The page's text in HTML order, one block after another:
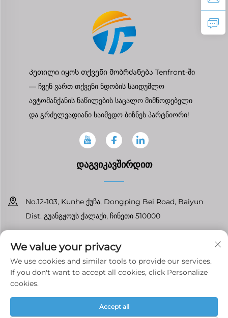
Კეთილი იყოს თქვენი მობრძანება Tenfront-ში
— ჩვენ ვართ თქვენი ნდობის საიდუმლო
ავტომანქანის ნაწილების საცალო მიმწოდებელი
და გრძელვადიანი საიმედო ბიზნეს პარტნიორი!
ᲓᲐᲒᲕᲘᲙᲐᲕᲨᲘᲠᲓᲘᲗ
No.12-103, Kunhe ქუჩა, Dongping Bei Road, Baiyun
Dist. გუანგჟოუს ქალაქი, ჩინეთი 510000
[email protected]
Საავტორო უფლებები © გუანგჟოუ ტენფრონტის
ავტომობილის ნაწილების კომპანია ლტდ-ს ყველა უფლება
დაცულია Კონფიდენციალურობის პოლიტიკა
We value your privacy
We use cookies and similar tools to provide our services.
If you don't want to accept all cookies, click Personalize
cookies.
Accept all